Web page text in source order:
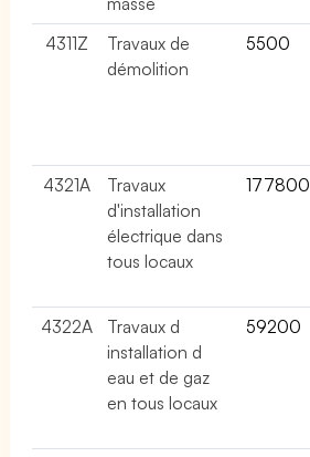
4311Z
Travaux de
démolition
5500
4321A
Travaux
d'installation
électrique dans
tous locaux
177800
4322A
Travaux d
installation d
eau et de gaz
en tous locaux
59200